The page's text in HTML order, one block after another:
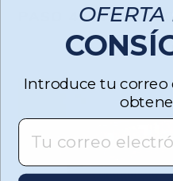
PASO 4: APLICA
Introduce tu correo